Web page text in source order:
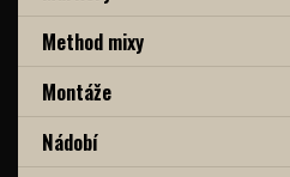
Method mixy
Montáže
Nádobí